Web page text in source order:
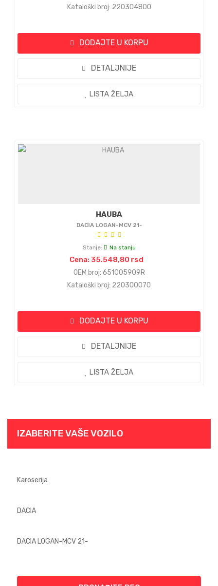
IZABERITE VAŠE VOZILO
Kataloški broj: 220304800
DODAJTE U KORPU
DETALJNIJE
LISTA ŽELJA
HAUBA
DACIA LOGAN-MCV 21-
Stanje: Na stanju
Cena: 35.548,80 rsd
OEM broj: 651005909R
Kataloški broj: 220300070
DODAJTE U KORPU
DETALJNIJE
LISTA ŽELJA